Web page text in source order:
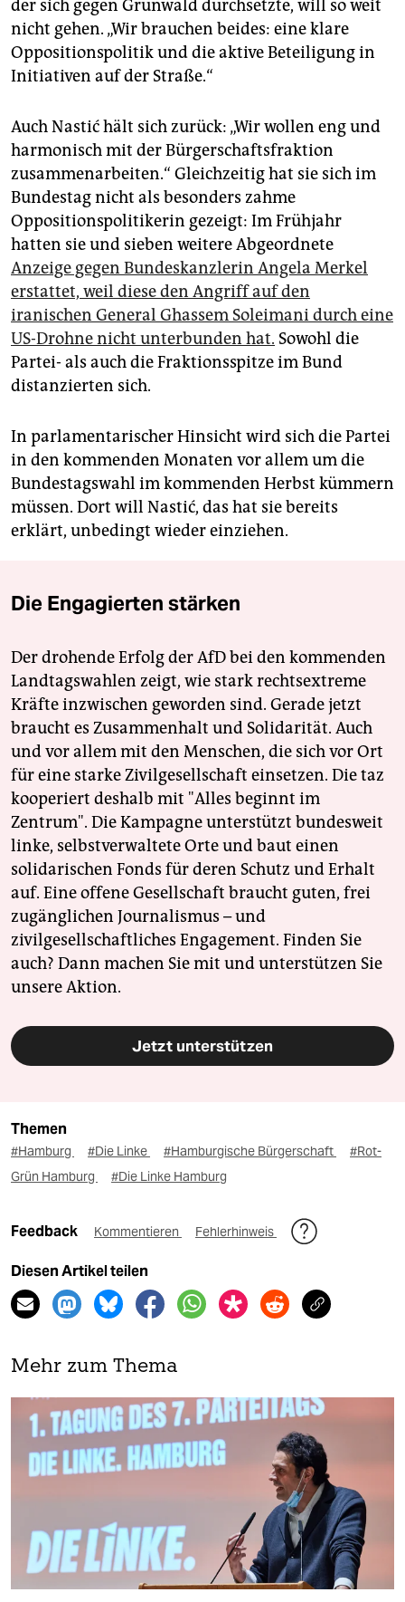
der sich gegen Grünwald durchsetzte, will so weit
nicht gehen. „Wir brauchen beides: eine klare
Oppositionspolitik und die aktive Beteiligung in
Initiativen auf der Straße.“
Auch Nastić hält sich zurück: „Wir wollen eng und
harmonisch mit der Bürgerschaftsfraktion
zusammenarbeiten.“ Gleichzeitig hat sie sich im
Bundestag nicht als besonders zahme
Oppositionspolitikerin gezeigt: Im Frühjahr
hatten sie und sieben weitere Abgeordnete
Anzeige gegen Bundeskanzlerin Angela Merkel
erstattet, weil diese den Angriff auf den
iranischen General Ghassem Soleimani durch eine
US-Drohne nicht unterbunden hat. Sowohl die
Partei- als auch die Fraktionsspitze im Bund
distanzierten sich.
In parlamentarischer Hinsicht wird sich die Partei
in den kommenden Monaten vor allem um die
Bundestagswahl im kommenden Herbst kümmern
müssen. Dort will Nastić, das hat sie bereits
erklärt, unbedingt wieder einziehen.
Die Engagierten stärken
Der drohende Erfolg der AfD bei den kommenden
Landtagswahlen zeigt, wie stark rechtsextreme
Kräfte inzwischen geworden sind. Gerade jetzt
braucht es Zusammenhalt und Solidarität. Auch
und vor allem mit den Menschen, die sich vor Ort
für eine starke Zivilgesellschaft einsetzen. Die taz
kooperiert deshalb mit "Alles beginnt im
Zentrum". Die Kampagne unterstützt bundesweit
linke, selbstverwaltete Orte und baut einen
solidarischen Fonds für deren Schutz und Erhalt
auf. Eine offene Gesellschaft braucht guten, frei
zugänglichen Journalismus – und
zivilgesellschaftliches Engagement. Finden Sie
auch? Dann machen Sie mit und unterstützen Sie
unsere Aktion.
Jetzt unterstützen
Themen
#Hamburg #Die Linke #Hamburgische Bürgerschaft
#Rot-
Grün Hamburg
#Die Linke Hamburg
Feedback Kommentieren Fehlerhinweis
Diesen Artikel teilen
Mehr zum Thema